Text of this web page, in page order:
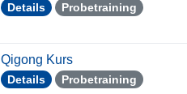
Details Probetraining
Qigong Kurs
Details Probetraining